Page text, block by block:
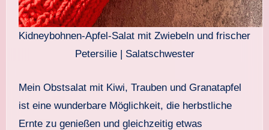
Kidneybohnen-Apfel-Salat mit Zwiebeln und frischer
Petersilie | Salatschwester
Mein Obstsalat mit Kiwi, Trauben und Granatapfel
ist eine wunderbare Möglichkeit, die herbstliche
Ernte zu genießen und gleichzeitig etwas